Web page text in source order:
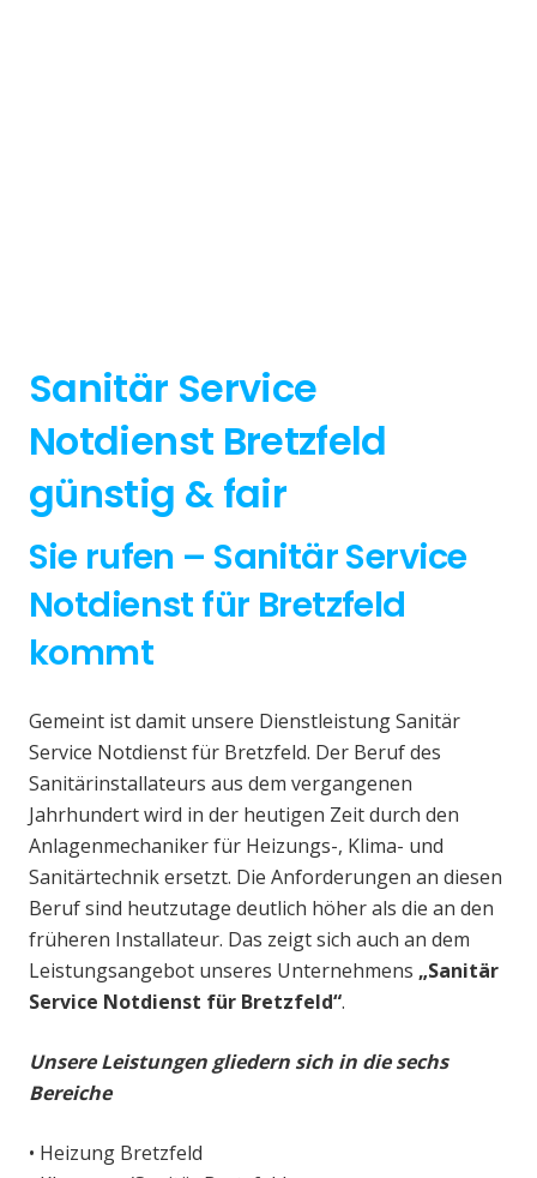
Sanitär Service
Notdienst Bretzfeld
günstig & fair
Sie rufen – Sanitär Service
Notdienst für Bretzfeld
kommt
Gemeint ist damit unsere Dienstleistung Sanitär
Service Notdienst für Bretzfeld. Der Beruf des
Sanitärinstallateurs aus dem vergangenen
Jahrhundert wird in der heutigen Zeit durch den
Anlagenmechaniker für Heizungs-, Klima- und
Sanitärtechnik ersetzt. Die Anforderungen an diesen
Beruf sind heutzutage deutlich höher als die an den
früheren Installateur. Das zeigt sich auch an dem
Leistungsangebot unseres Unternehmens „Sanitär
Service Notdienst für Bretzfeld“.
Unsere Leistungen gliedern sich in die sechs
Bereiche
• Heizung Bretzfeld